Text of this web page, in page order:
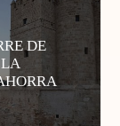
DE
LA